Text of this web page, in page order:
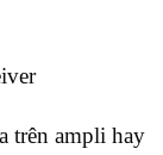
trên ampli hay